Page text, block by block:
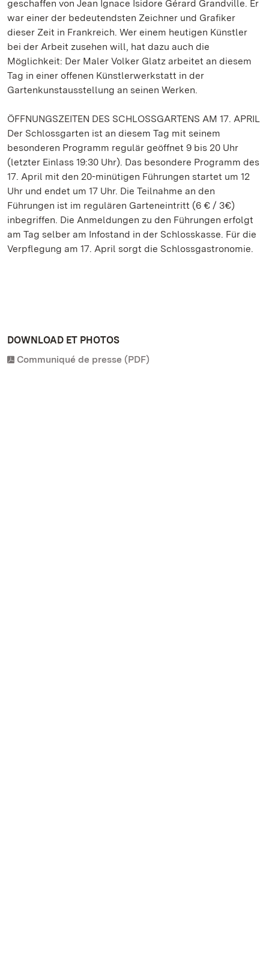
geschaffen von Jean Ignace Isidore Gérard Grandville. Er
war einer der bedeutendsten Zeichner und Grafiker
dieser Zeit in Frankreich. Wer einem heutigen Künstler
bei der Arbeit zusehen will, hat dazu auch die
Möglichkeit: Der Maler Volker Glatz arbeitet an diesem
Tag in einer offenen Künstlerwerkstatt in der
Gartenkunstausstellung an seinen Werken.
ÖFFNUNGSZEITEN DES SCHLOSSGARTENS AM 17. APRIL
Der Schlossgarten ist an diesem Tag mit seinem
besonderen Programm regulär geöffnet 9 bis 20 Uhr
(letzter Einlass 19:30 Uhr). Das besondere Programm des
17. April mit den 20-minütigen Führungen startet um 12
Uhr und endet um 17 Uhr. Die Teilnahme an den
Führungen ist im regulären Garteneintritt (6 € / 3€)
inbegriffen. Die Anmeldungen zu den Führungen erfolgt
am Tag selber am Infostand in der Schlosskasse. Für die
Verpflegung am 17. April sorgt die Schlossgastronomie.
DOWNLOAD ET PHOTOS
Communiqué de presse (PDF)